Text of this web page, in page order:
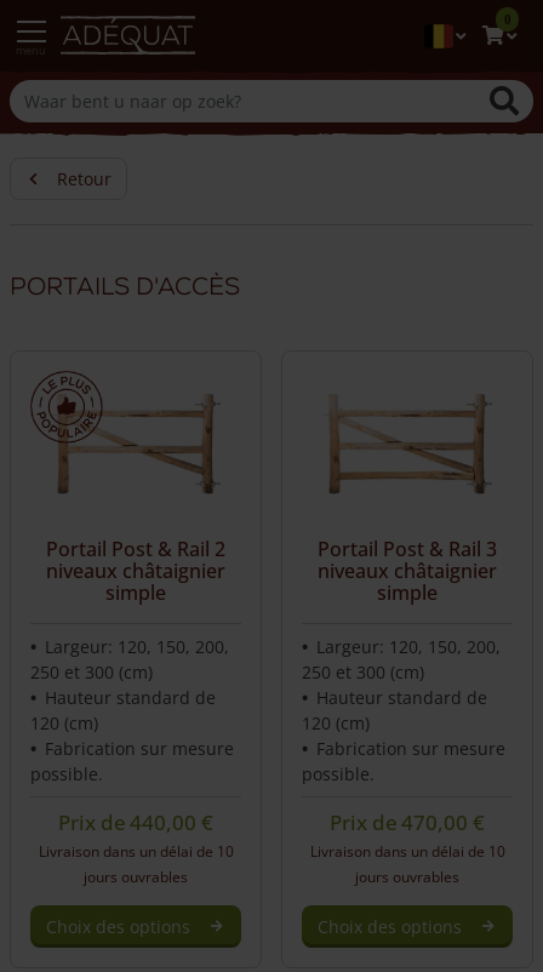
0
Retour
Portails d'accès
Portail Post & Rail 2
niveaux châtaignier
simple
Largeur: 120, 150, 200,
250 et 300 (cm)
Hauteur standard de
120 (cm)
Fabrication sur mesure
possible.
Prix de440,00€
Livraison dans un délai de 10
jours ouvrables
Choix des options
Portail Post & Rail 3
niveaux châtaignier
simple
Largeur: 120, 150, 200,
250 et 300 (cm)
Hauteur standard de
120 (cm)
Fabrication sur mesure
possible.
Prix de470,00€
Livraison dans un délai de 10
jours ouvrables
Choix des options